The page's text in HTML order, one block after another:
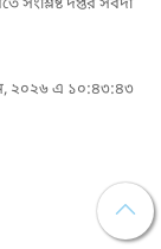
২০২৬ এ ১০:৪৩:৪৩